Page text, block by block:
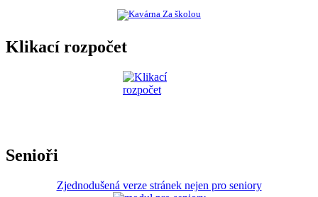
Klikací rozpočet
Senioři
Zjednodušená verze stránek nejen pro seniory